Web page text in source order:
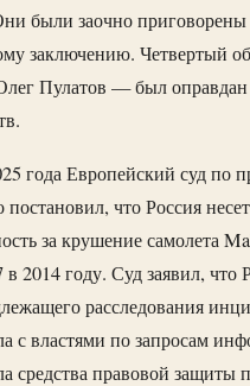
были заочно
заключению. Четвертый
Пулатов — был оправдан
года Европейский суд по
постановил, что Россия несет
за крушение самолета
2014 году. Суд заявил, что
расследования
с властями по запросам
средства правовой защиты